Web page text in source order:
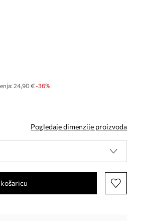
24,90 € -36%
Pogledaje dimenzije proizvoda